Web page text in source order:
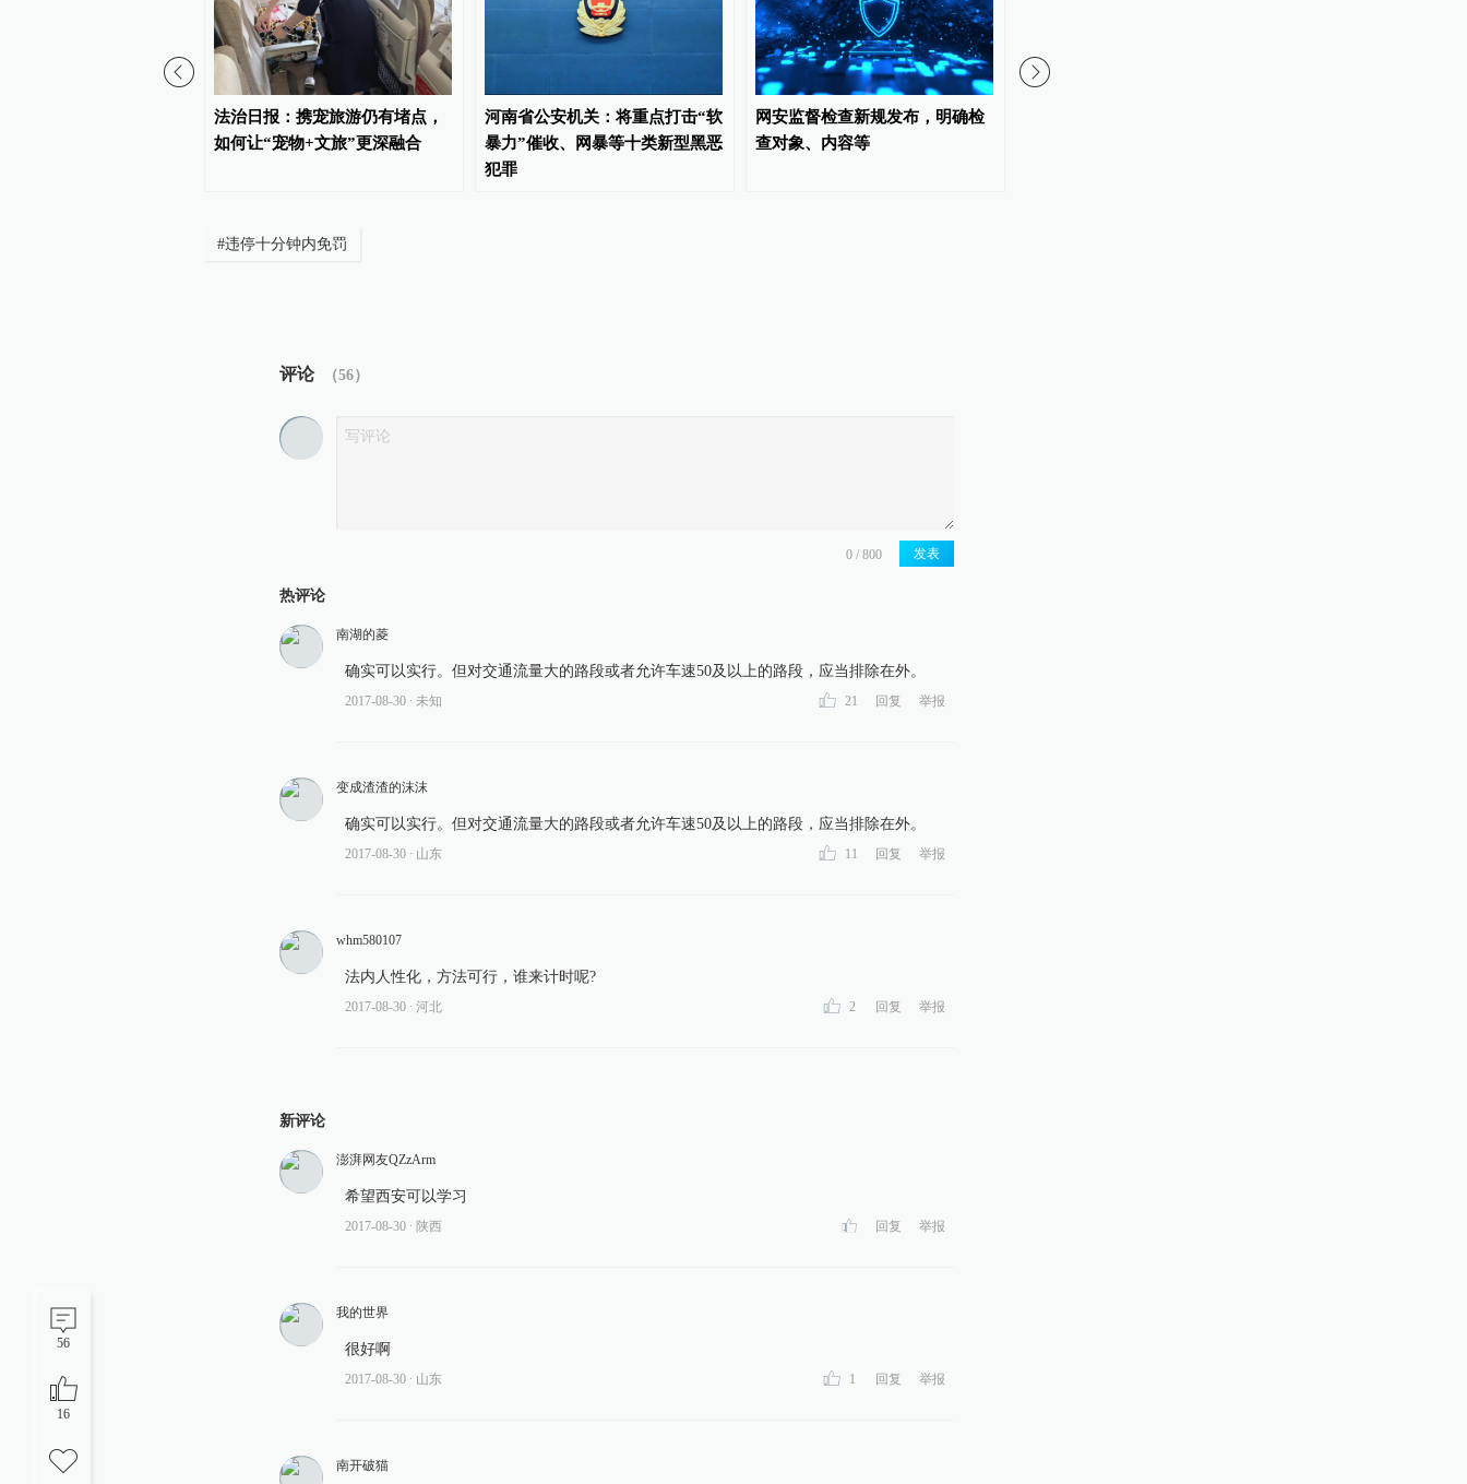
56
16
法治日报：携宠旅游仍有堵点，
如何让“宠物+文旅”更深融合
河南省公安机关：将重点打击“软
暴力”催收、网暴等十类新型黑恶
犯罪
网安监督检查新规发布，明确检
查对象、内容等
#违停十分钟内免罚
评论 （56）
发表
热评论
南湖的菱
确实可以实行。但对交通流量大的路段或者允许车速50及以上的路段，应当排除在外。
2017-08-30 ∙ 未知 21 回复 举报
变成渣渣的沫沫
确实可以实行。但对交通流量大的路段或者允许车速50及以上的路段，应当排除在外。
2017-08-30 ∙ 山东 11 回复 举报
whm580107
法内人性化，方法可行，谁来计时呢?
2017-08-30 ∙ 河北 2 回复 举报
新评论
澎湃网友QZzArm
希望西安可以学习
2017-08-30 ∙ 陕西 回复 举报
我的世界
很好啊
2017-08-30 ∙ 山东 1 回复 举报
南开破猫